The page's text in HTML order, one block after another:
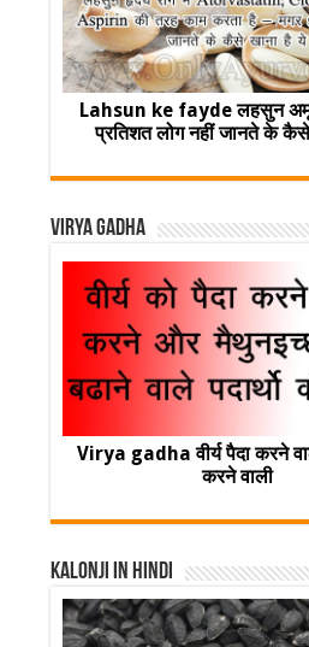
Lahsun ke fayde लहसुन
प्रतिशत लोग नहीं जानते के
Virya Gadha
Virya gadha वीर्य पैदा करने
करने वाली
Kalonji In Hindi